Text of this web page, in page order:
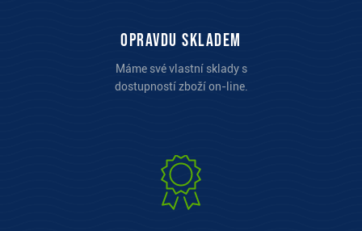
opravdu skladem
Máme své vlastní sklady s
dostupností zboží on-line.